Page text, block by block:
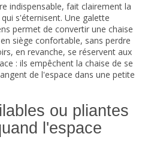
indispensable, fait clairement la
s'éternisent. Une galette
permet de convertir une chaise
siège confortable, sans perdre
en revanche, se réservent aux
: ils empêchent la chaise de se
de l'espace dans une petite
ou pliantes
l'espace